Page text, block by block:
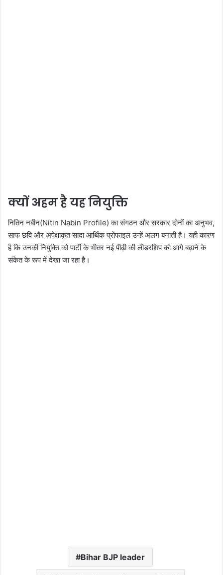
क्यों अहम है यह नियुक्ति
नितिन नबीन(Nitin Nabin Profile) का संगठन और सरकार दोनों का अनुभव,
साफ छवि और अपेक्षाकृत सादा आर्थिक प्रोफाइल उन्हें अलग बनाती है। यही कारण
है कि उनकी नियुक्ति को पार्टी के भीतर नई पीढ़ी की लीडरशिप को आगे बढ़ाने के
संकेत के रूप में देखा जा रहा है।
Bihar BJP leader